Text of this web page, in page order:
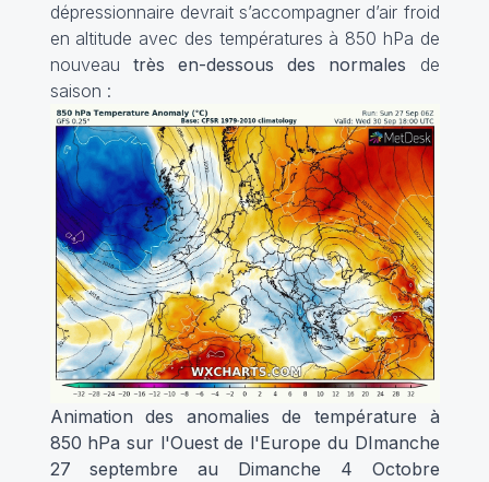
dépressionnaire devrait s’accompagner d’air froid
en altitude avec des températures à 850 hPa de
nouveau très en-dessous des normales de
saison :
Animation des anomalies de température à
850 hPa sur l'Ouest de l'Europe du DImanche
27 septembre au Dimanche 4 Octobre